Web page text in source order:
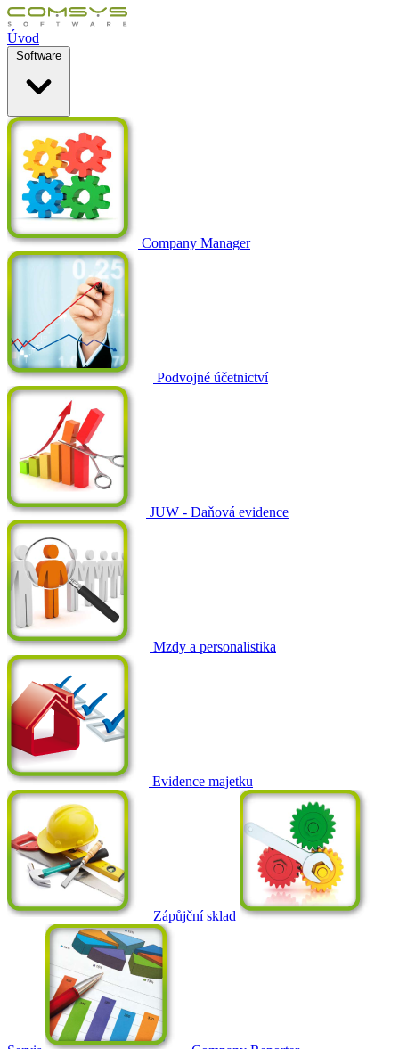
Úvod
Software
Company Manager
Podvojné účetnictví
JUW - Daňová evidence
Mzdy a personalistika
Evidence majetku
Zápůjční sklad